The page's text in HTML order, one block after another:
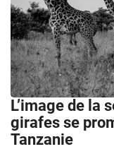
L’image de la
girafes se
Tanzanie